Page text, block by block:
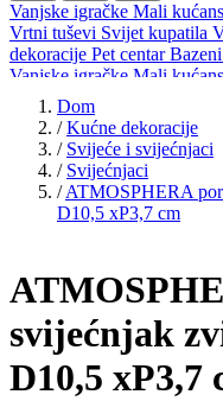
Vanjske igračke Mali
Vrtni tuševi Svijet kupatila
dekoracije Pet centar
Vanjske igračke Mali
Vrtni tuševi
dekoracijePet centar
Dom
/ Kućne dekoracije
/ Svijeće i svijećnjaci
/ Svijećnjaci
/ ATMOSPHERA
D10,5 xP3,7 cm
svijećnjak
D10,5 xP3,7